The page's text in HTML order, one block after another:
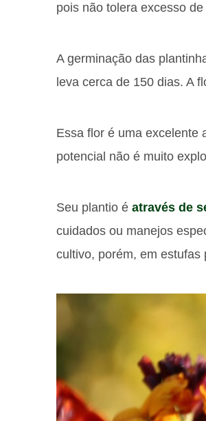
pois não tolera excesso
A germinação das
leva cerca de 150 dias. A
Essa flor é uma excelente
potencial não é muito
Seu plantio é através de
cuidados ou manejos
cultivo, porém, em